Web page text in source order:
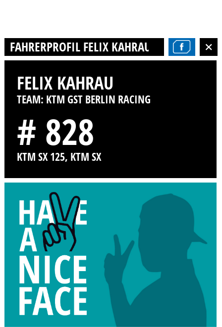
FAHRERPROFIL FELIX KAHRAU
FELIX KAHRAU
TEAM: KTM GST BERLIN RACING
# 828
KTM SX 125, KTM SX